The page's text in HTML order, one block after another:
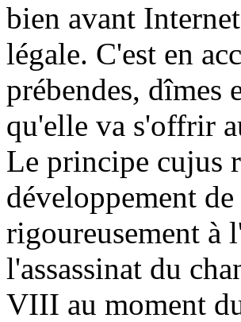
bien avant
légale. C'est en
prébendes, dîmes
qu'elle va s'offrir
Le principe cujus
développement
rigoureusement à
l'assassinat du
VIII au moment